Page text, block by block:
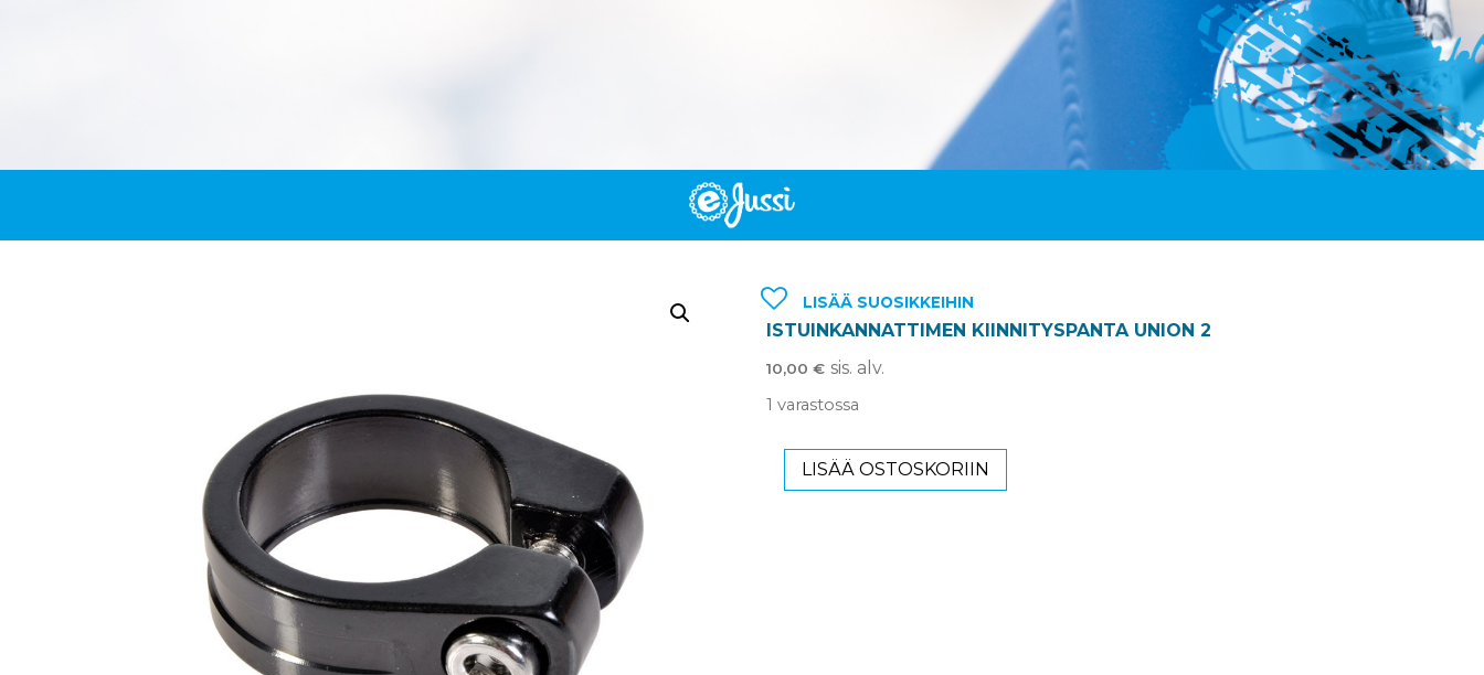
LISÄÄ SUOSIKKEIHIN
ISTUINKANNATTIMEN KIINNITYSPANTA UNION 2
10,00€ sis. alv.
1 varastossa
LISÄÄ OSTOSKORIIN